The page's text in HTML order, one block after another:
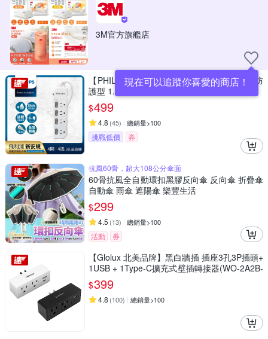
3M官方旗艦店
現在可以追蹤你喜愛的商店！
【PHILIPS 飛利浦】4開4插3孔延長線 過載防
護型 1.8米
$499
4.8 (45) 總銷量>100
挑戰低價 券
抗風60骨，超大108公分傘面
60骨抗風全自動環扣黑膠反向傘 反向傘 折疊傘
自動傘 雨傘 遮陽傘 樂豐生活
$299
4.5 (13) 總銷量>100
活動 券
【Glolux 北美品牌】黑白牆插 插座3孔3P插頭+
1USB + 1Type-C擴充式壁插轉接器(WO-2A2B-
100) (1組2入)
$399
4.8 (100) 總銷量>100